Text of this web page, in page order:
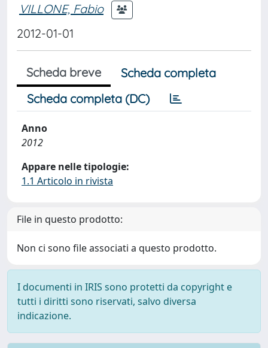
VILLONE, Fabio
2012-01-01
Scheda breve
Scheda completa
Scheda completa (DC)
Anno
2012
Appare nelle tipologie:
1.1 Articolo in rivista
File in questo prodotto:
Non ci sono file associati a questo prodotto.
I documenti in IRIS sono protetti da copyright e
tutti i diritti sono riservati, salvo diversa
indicazione.